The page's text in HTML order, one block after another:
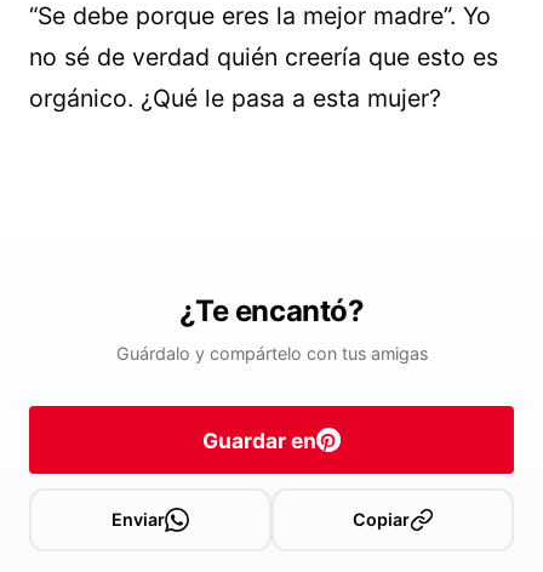
“Se debe porque eres la mejor madre”. Yo
no sé de verdad quién creería que esto es
orgánico. ¿Qué le pasa a esta mujer?
¿Te encantó?
Guárdalo y compártelo con tus amigas
Guardar en
Enviar Copiar